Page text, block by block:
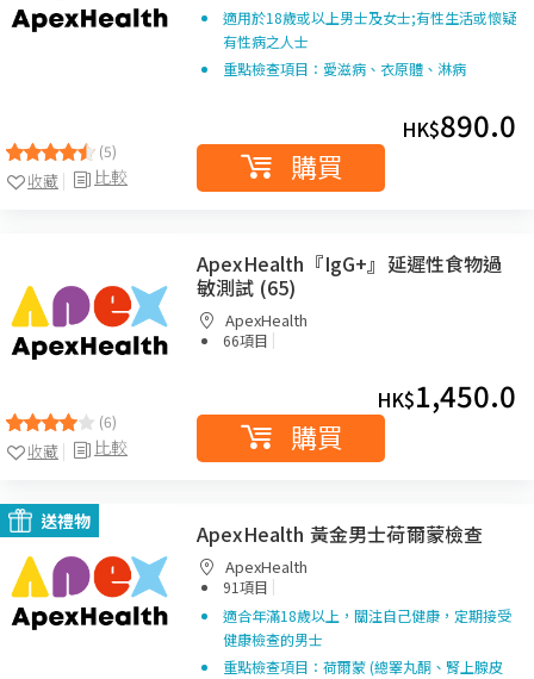
(5)
比較
收藏
適用於18歲或以上男士及女士;有性生活或懷疑
有性病之人士
重點檢查項目：愛滋病、衣原體、淋病
HK$890.0
購買
(6)
比較
收藏
ApexHealth『IgG+』延遲性食物過
敏測試 (65)
ApexHealth
66項目 |
HK$1,450.0
購買
送禮物 ApexHealth 黃金男士荷爾蒙檢查
ApexHealth
91項目 |
適合年滿18歲以上，關注自己健康，定期接受
健康檢查的男士
重點檢查項目：荷爾蒙 (總睪丸酮、腎上腺皮